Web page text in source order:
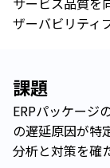
ザーバビリティ
課題
ERPパッケージ
の遅延原因が特
分析と対策を確